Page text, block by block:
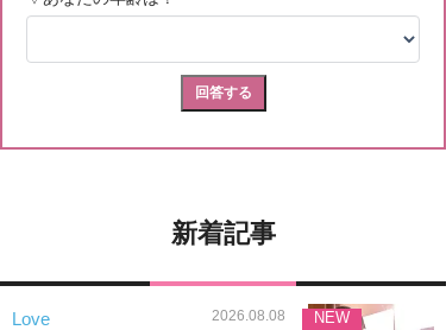
新着記事
Love 2026.08.08 NEW